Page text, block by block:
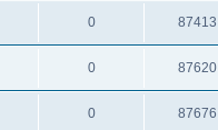
0 87413
0 87620
0 87676